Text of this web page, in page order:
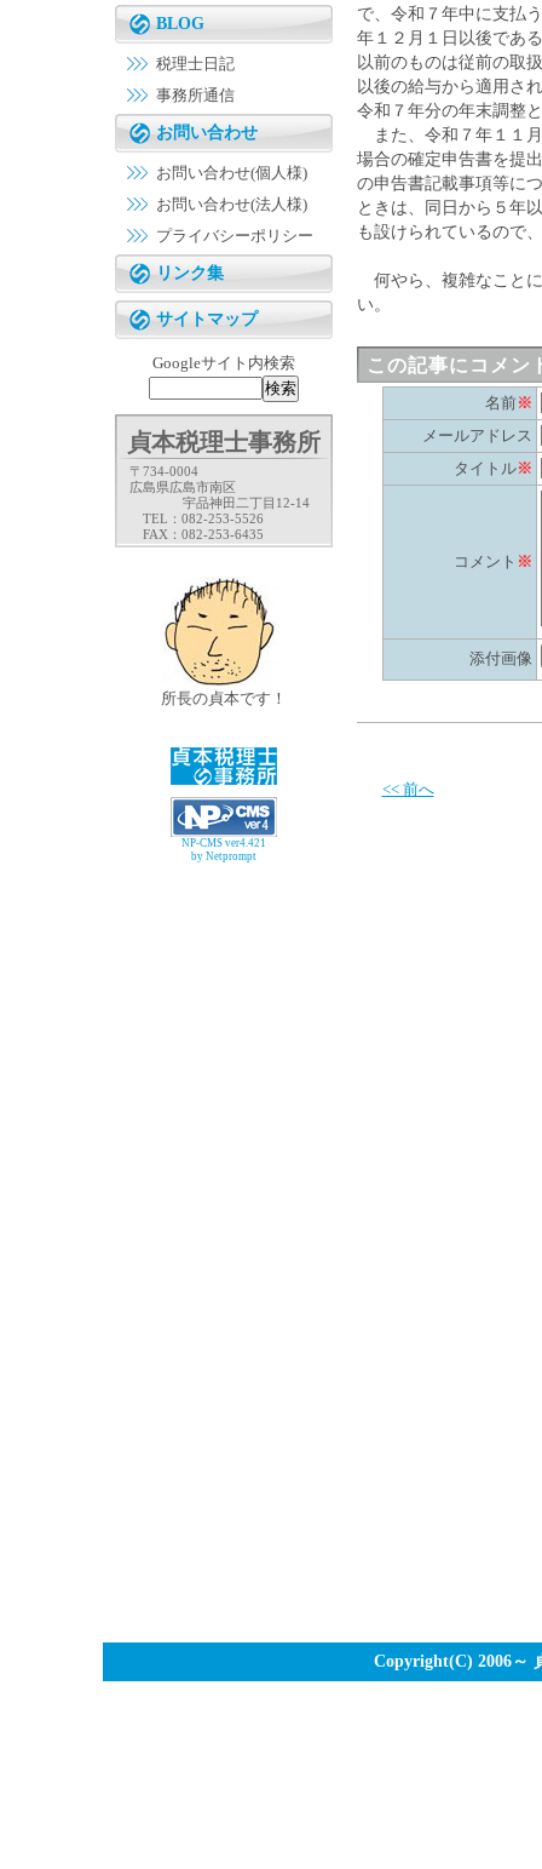
BLOG
税理士日記
事務所通信
お問い合わせ
お問い合わせ(個人様)
お問い合わせ(法人様)
プライバシーポリシー
リンク集
サイトマップ
Googleサイト内検索
貞本税理士事務所
〒734-0004
広島県広島市南区
宇品神田二丁目12-14
TEL：082-253-5526
FAX：082-253-6435
所長の貞本です！
NP-CMS ver4.421
by Netprompt
で、令和７年中に支払
年１２月１日以後であ
以前のものは従前の取
以後の給与から適用さ
令和７年分の年末調整
また、令和７年１１
場合の確定申告書を提
の申告書記載事項等に
ときは、同日から５年
も設けられているので
何やら、複雑なこと
い。
この記事にコメン
名前※
メールアドレス
タイトル※
コメント ※
添付画像
<< 前へ
Copyright(C) 2006～